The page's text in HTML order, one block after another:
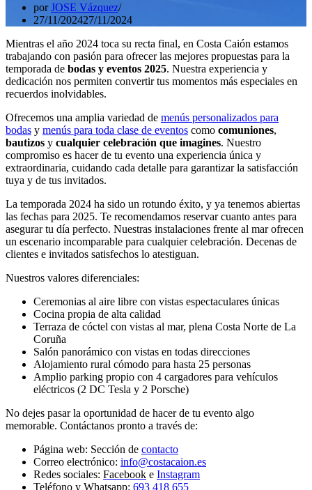
porJOSE Vázquez
27/11/202427/11/2024
Mientras el año 2024 toca su recta final, en Costa Caión estamos
trabajando con pasión para ofrecer las mejores propuestas para la
temporada de bodas y eventos 2025. Nuestra experiencia y
dedicación nos permiten convertir tus momentos más especiales en
recuerdos inolvidables.
Ofrecemos una amplia variedad de menús personalizados para
bodas y menús para toda clase de eventos como comuniones,
bautizos y cualquier celebración que imagines. Nuestro
compromiso es hacer de tu evento una experiencia única y
extraordinaria, cuidando cada detalle para garantizar la satisfacción
tuya y de tus invitados.
La temporada 2024 ha sido un rotundo éxito, y ya tenemos abiertas
las fechas para 2025. Te recomendamos reservar cuanto antes para
asegurar tu día perfecto. Nuestras instalaciones frente al mar ofrecen
un escenario incomparable para cualquier celebración. Decenas de
clientes e invitados satisfechos lo atestiguan.
Nuestros valores diferenciales:
Ceremonias al aire libre con vistas espectaculares únicas
Cocina propia de alta calidad
Terraza de cóctel con vistas al mar, plena Costa Norte de La
Coruña
Salón panorámico con vistas en todas direcciones
Alojamiento rural cómodo para hasta 25 personas
Amplio parking propio con 4 cargadores para vehículos
eléctricos (2 DC Tesla y 2 Porsche)
No dejes pasar la oportunidad de hacer de tu evento algo
memorable. Contáctanos pronto a través de:
Página web: Sección de contacto
Correo electrónico: info@costacaion.es
Redes sociales: Facebook e Instagram
Teléfono y Whatsapp: 693 418 655